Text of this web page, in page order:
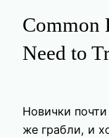
Common
Need to
Новички
же грабли, и